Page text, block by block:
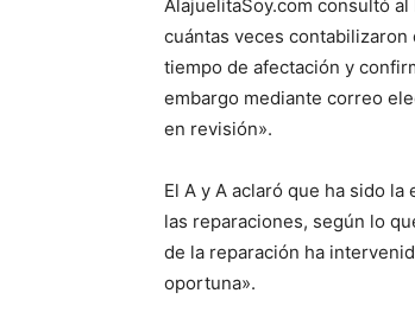
AlajuelitaSoy.com consultó
cuántas veces
tiempo de afectación y
embargo mediante correo
en revisión».
El A y A aclaró que ha sido
las reparaciones, según lo
de la reparación ha
oportuna».